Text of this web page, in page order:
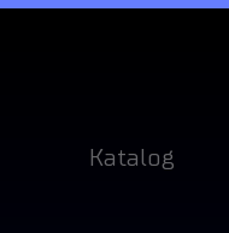
Katalog